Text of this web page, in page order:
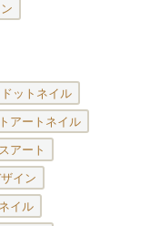
ドットネイル
アートネイル
アート
イン
ネイル